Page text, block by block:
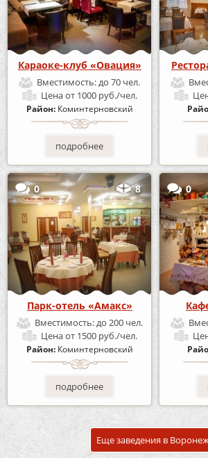
Караоке-клуб «Овация»
Вместимость:до 70 чел.
Ценаот 1000 руб./чел.
Район: Коминтерновский
подробнее
0 8
Парк-отель «Амакс»
Вместимость:до 200 чел.
Ценаот 1500 руб./чел.
Район: Коминтерновский
подробнее
0
Еще заведения в